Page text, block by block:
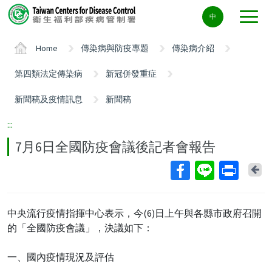
Center
block
中
Home 傳染病與防疫專題 傳染病介紹
第四類法定傳染病 新冠併發重症
新聞稿及疫情訊息 新聞稿
:::
7月6日全國防疫會議後記者會報告
中央流行疫情指揮中心表示，今(6)日上午與各縣市政府召開
的「全國防疫會議」，決議如下：
一、國內疫情現況及評估